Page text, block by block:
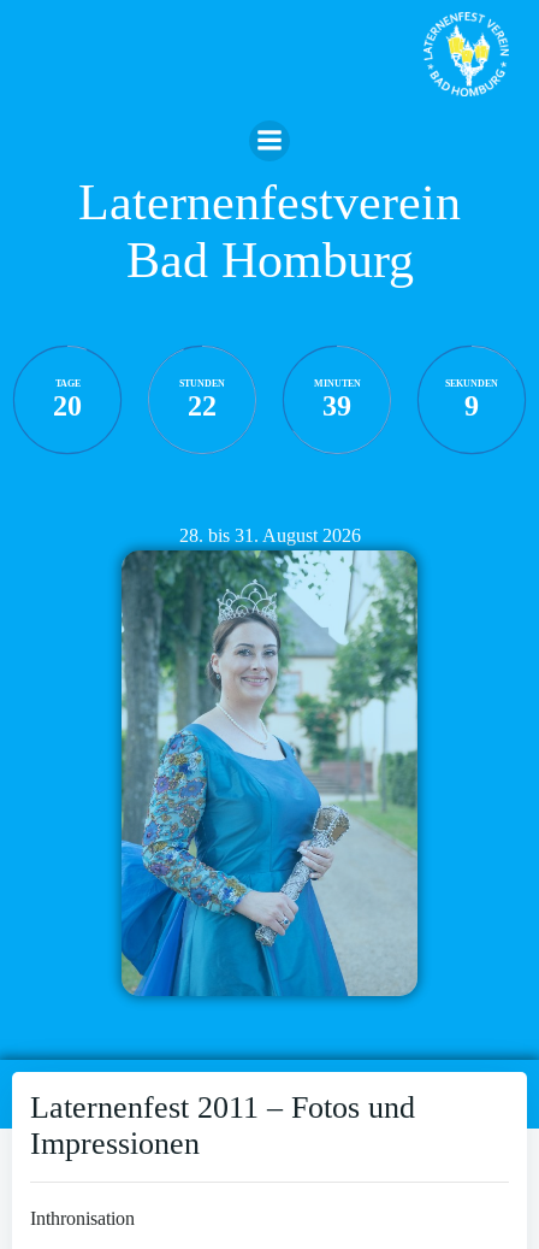
Laternenfestverein
Bad Homburg
TAGE
20
STUNDEN
22
MINUTEN
39
SEKUNDEN
8
28. bis 31. August 2026
Laternenfest 2011 – Fotos und
Impressionen
Inthronisation